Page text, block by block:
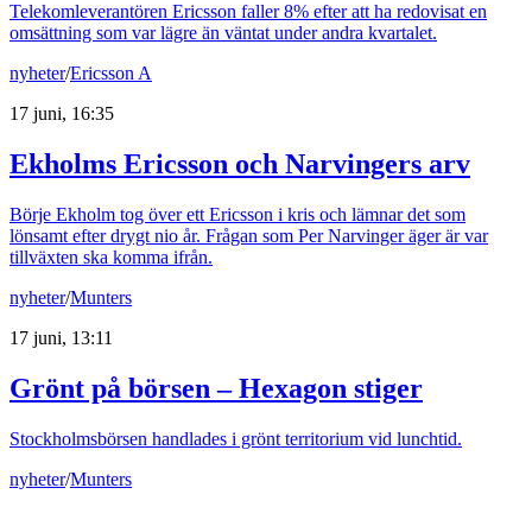
Telekomleverantören Ericsson faller 8% efter att ha redovisat en
omsättning som var lägre än väntat under andra kvartalet.
nyheter/Ericsson A
17 juni, 16:35
Ekholms Ericsson och Narvingers arv
Börje Ekholm tog över ett Ericsson i kris och lämnar det som
lönsamt efter drygt nio år. Frågan som Per Narvinger äger är var
tillväxten ska komma ifrån.
nyheter/Munters
17 juni, 13:11
Grönt på börsen – Hexagon stiger
Stockholmsbörsen handlades i grönt territorium vid lunchtid.
nyheter/Munters